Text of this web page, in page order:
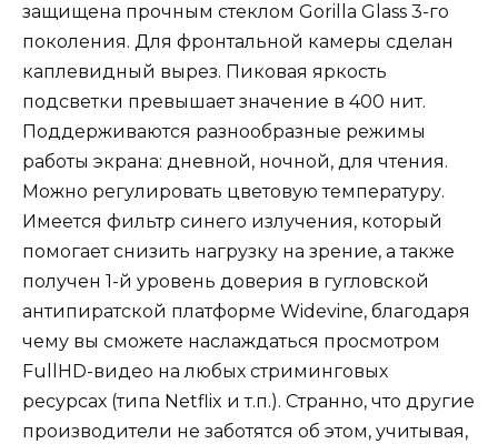
защищена прочным стеклом Gorilla Glass 3-го
поколения. Для фронтальной камеры сделан
каплевидный вырез. Пиковая яркость
подсветки превышает значение в 400 нит.
Поддерживаются разнообразные режимы
работы экрана: дневной, ночной, для чтения.
Можно регулировать цветовую температуру.
Имеется фильтр синего излучения, который
помогает снизить нагрузку на зрение, а также
получен 1-й уровень доверия в гугловской
антипиратской платформе Widevine, благодаря
чему вы сможете наслаждаться просмотром
FullHD-видео на любых стриминговых
ресурсах (типа Netflix и т.п.). Странно, что другие
производители не заботятся об этом, учитывая,